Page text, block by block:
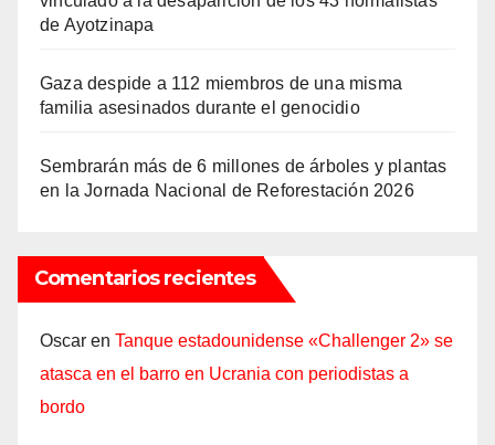
de Ayotzinapa
Gaza despide a 112 miembros de una misma
familia asesinados durante el genocidio
Sembrarán más de 6 millones de árboles y plantas
en la Jornada Nacional de Reforestación 2026
Comentarios recientes
Oscar en Tanque estadounidense «Challenger 2» se
atasca en el barro en Ucrania con periodistas a
bordo